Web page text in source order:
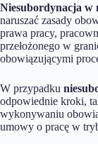
Niesubordynacja w
naruszać zasady
prawa pracy,
przełożonego w
obowiązującymi
W przypadku
odpowiednie kroki,
wykonywaniu
umowy o pracę w